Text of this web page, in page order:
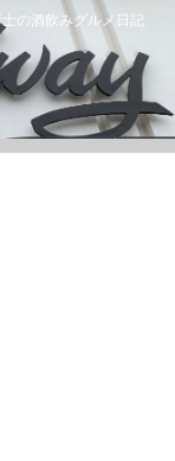
の酒飲みグルメ日記